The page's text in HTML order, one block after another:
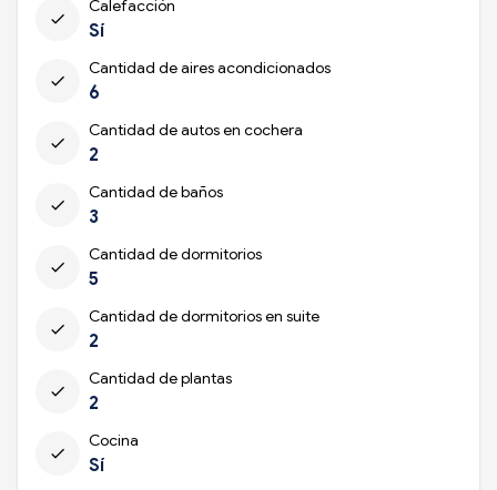
check
Calefacción
Sí
check
Cantidad de aires acondicionados
6
check
Cantidad de autos en cochera
2
check
Cantidad de baños
3
check
Cantidad de dormitorios
5
check
Cantidad de dormitorios en suite
2
check
Cantidad de plantas
2
check
Cocina
Sí